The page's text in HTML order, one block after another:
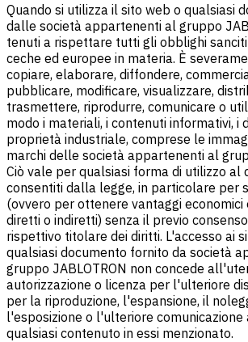
Quando si utilizza il sito web o qualsiasi
dalle società appartenenti al gruppo
tenuti a rispettare tutti gli obblighi
ceche ed europee in materia. È
copiare, elaborare, diffondere,
pubblicare, modificare, visualizzare,
trasmettere, riprodurre, comunicare o
modo i materiali, i contenuti informativi, i
proprietà industriale, comprese le
marchi delle società appartenenti al
Ciò vale per qualsiasi forma di utilizzo al
consentiti dalla legge, in particolare per
(ovvero per ottenere vantaggi economici
diretti o indiretti) senza il previo
rispettivo titolare dei diritti. L'accesso ai
qualsiasi documento fornito da società
gruppo JABLOTRON non concede
autorizzazione o licenza per l'ulteriore
per la riproduzione, l'espansione, il
l'esposizione o l'ulteriore
qualsiasi contenuto in essi menzionato.